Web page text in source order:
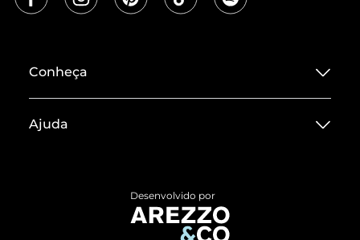
Conheça
Termos de Uso
ZZ MALL é confiável
Ajuda
Devolução do Produto
Desenvolvido por